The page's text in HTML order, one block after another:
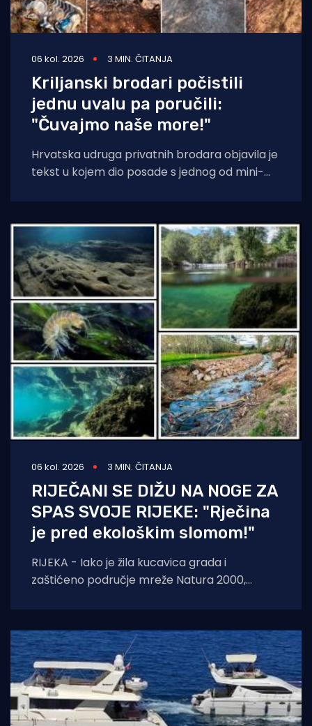
06 kol. 2026 3 MIN. ČITANJA
Kriljanski brodari počistili
jednu uvalu pa poručili:
"Čuvajmo naše more!"
Hrvatska udruga privatnih brodara objavila je
tekst u kojem dio posade s jednog od mini-
06 kol. 2026 3 MIN. ČITANJA
RIJEČANI SE DIŽU NA NOGE ZA
SPAS SVOJE RIJEKE: "Rječina
je pred ekološkim slomom!"
RIJEKA - Iako je žila kucavica grada i
zaštićeno područje mreže Natura 2000,